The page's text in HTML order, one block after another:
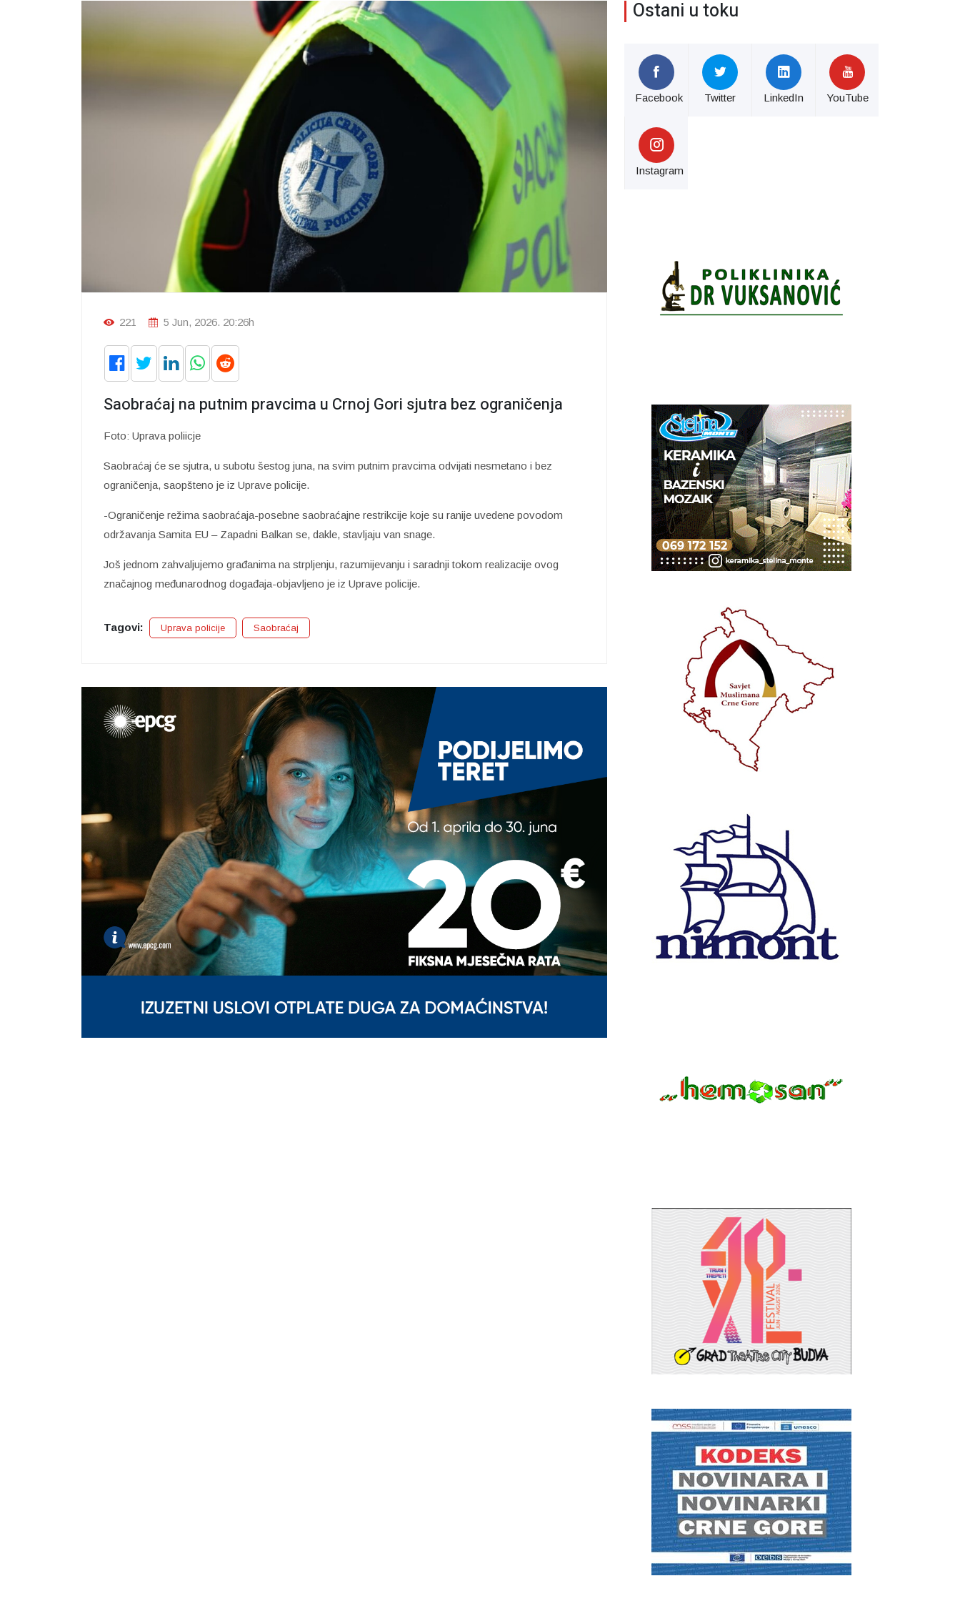
221 5 Jun, 2026. 20:26h
Saobraćaj na putnim pravcima u Crnoj Gori sjutra bez ograničenja
Foto: Uprava poliicje
Saobraćaj će se sjutra, u subotu šestog juna, na svim putnim pravcima odvijati nesmetano i bez
ograničenja, saopšteno je iz Uprave policije.
-Ograničenje režima saobraćaja-posebne saobraćajne restrikcije koje su ranije uvedene povodom
održavanja Samita EU – Zapadni Balkan se, dakle, stavljaju van snage.
Još jednom zahvaljujemo građanima na strpljenju, razumijevanju i saradnji tokom realizacije ovog
značajnog međunarodnog događaja-objavljeno je iz Uprave policije.
Tagovi: Uprava policije Saobraćaj
Ostani u toku
Facebook Twitter LinkedIn YouTube
Instagram